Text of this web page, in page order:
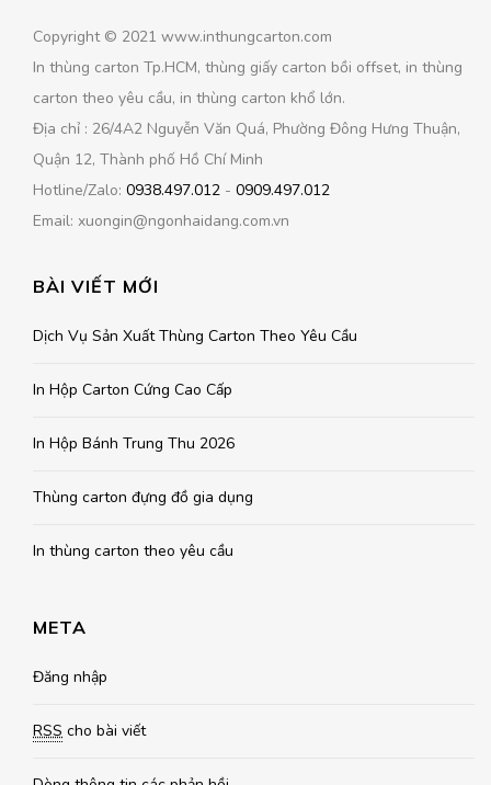
Copyright © 2021 www.inthungcarton.com
In thùng carton Tp.HCM, thùng giấy carton bồi offset, in thùng
carton theo yêu cầu, in thùng carton khổ lớn.
Địa chỉ : 26/4A2 Nguyễn Văn Quá, Phường Đông Hưng Thuận,
Quận 12, Thành phố Hồ Chí Minh
Hotline/Zalo: 0938.497.012 - 0909.497.012
Email: xuongin@ngonhaidang.com.vn
BÀI VIẾT MỚI
Dịch Vụ Sản Xuất Thùng Carton Theo Yêu Cầu
In Hộp Carton Cứng Cao Cấp
In Hộp Bánh Trung Thu 2026
Thùng carton đựng đồ gia dụng
In thùng carton theo yêu cầu
META
Đăng nhập
RSS cho bài viết